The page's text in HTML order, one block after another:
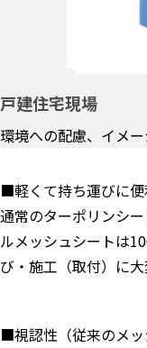
戸建住宅現場
環境への配慮、イメー
■軽くて持ち運びに便
通常のターポリンシ
ルメッシュシートは
び・施工（取付）に大
■視認性（従来のメッ